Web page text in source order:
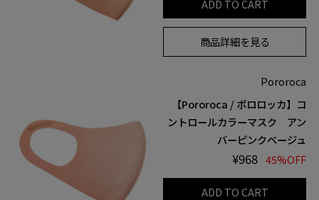
ADD TO CART
商品詳細を見る
Pororoca
【Pororoca / ポロロッカ】コ
ントロールカラーマスク アン
バーピンクベージュ
¥968 45%OFF
ADD TO CART